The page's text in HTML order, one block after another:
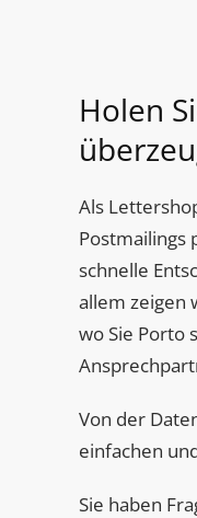
Holen
Als
Postmailings
schnelle
allem zeigen
wo Sie Porto
Von der
einfachen
Sie haben